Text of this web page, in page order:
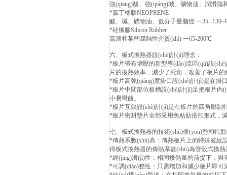
強(qiáng)酸、強(qiáng)堿、礦物油、潤滑
*氯丁橡膠NEOPRENE
酸、堿、礦物油、低分子量脂烴 一35--
*硅橡膠Silicon Rubber
高溫和某些腐蝕性介質(zhì) 一65-200℃
六、板式換熱器設(shè)計(jì)理念：
*板片帶有增壓的新型導(dǎo)流區(qū)設
片的換熱效率，減少了死角，改善了板片的
*板片高強(qiáng)度掛口設(shè)計(jì)是在掛
*板片中間部位板槽設(shè)計(jì)足把板片內
小易彎曲。
*板片互鎖設(shè)計(jì)是在板片的四角壓制特
*板片密封墊片全部采用免粘貼搭扣形式，減
七、板式換熱器的技術(shù)優(yōu)勢和特
*傳熱系數(shù)高：傳熱板片上的特殊波紋
得板式換熱器的傳熱系數(shù)為管殼式換熱
*經(jīng)濟(jì)性：相同換熱量的前提下，與管
*可調(diào)整性：只需增加和減少板片即可滿